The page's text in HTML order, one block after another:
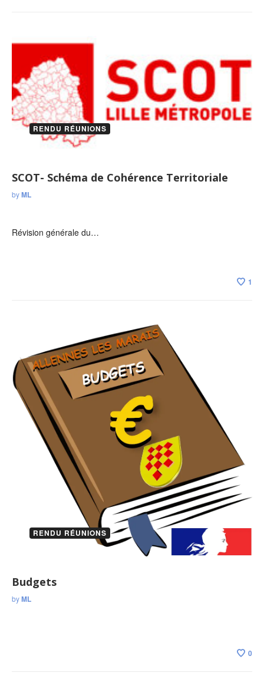
RENDU RÉUNIONS
SCOT- Schéma de Cohérence Territoriale
byML
Révision générale du…
1
RENDU RÉUNIONS
Budgets
byML
0